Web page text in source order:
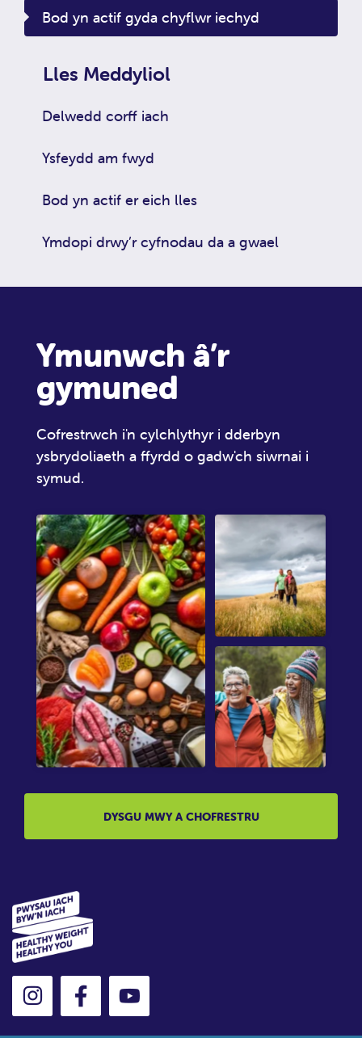
Bod yn actif gyda chyflwr iechyd
Lles Meddyliol
Delwedd corff iach
Ysfeydd am fwyd
Bod yn actif er eich lles
Ymdopi drwy’r cyfnodau da a gwael
Ymunwch â’r
gymuned
Cofrestrwch i'n cylchlythyr i dderbyn
ysbrydoliaeth a ffyrdd o gadw'ch siwrnai i
symud.
DYSGU MWY A CHOFRESTRU